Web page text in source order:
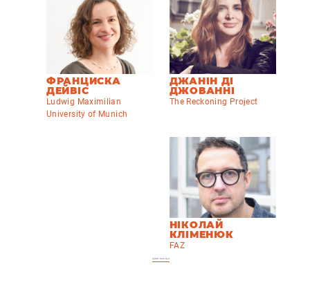
ФРАНЦИСКА
ДЕЙВІС
Ludwig Maximilian
University of Munich
ДЖАНІН ДІ
ДЖОВАННІ
The Reckoning Project
НІКОЛАЙ
КЛІМЕНЮК
FAZ
дивитись ще